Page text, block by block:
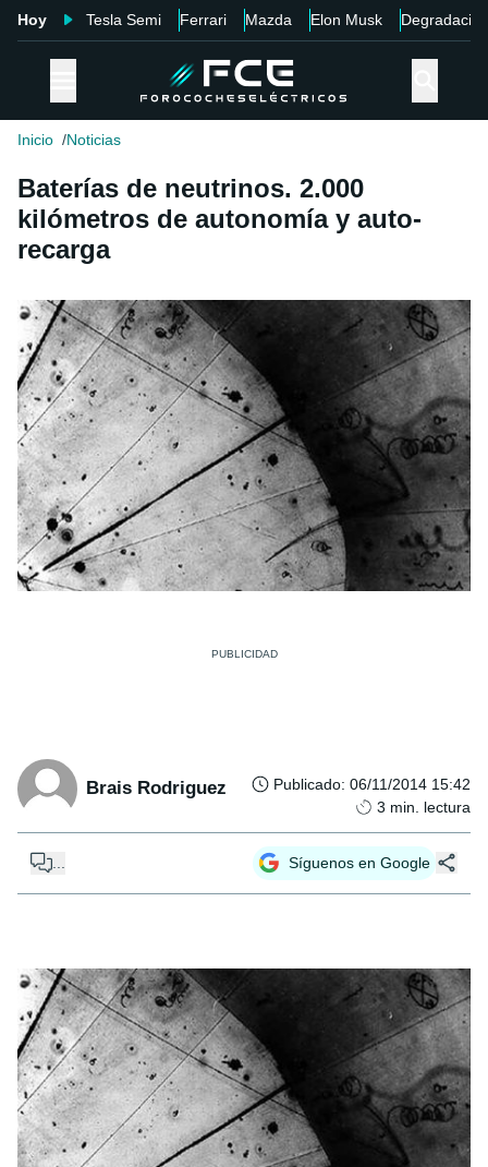
Hoy Tesla Semi Ferrari Mazda Elon Musk Degradación
Inicio Noticias
Baterías de neutrinos. 2.000
kilómetros de autonomía y auto-
recarga
Brais Rodriguez Publicado: 06/11/2014 15:42
3 min. lectura
Síguenos en Google